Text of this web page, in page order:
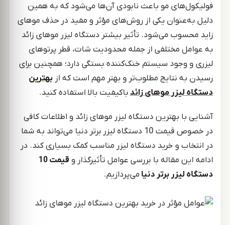
فولیکول‌های مو باعث نابودی آن‌ها می‌شود که به همین
دلیل به‌عنوان یکی از روش‌های مؤثر و مفید در حذف موهای
زاید محسوب می‌شود. تأثیر بیشتر دستگاه لیزر موهای زائد
به عوامل مختلفی از جمله محدودیت شات، قطر پرتوهای
لیزری و وجود سیستم خنک‌کننده بستگی دارد؛ همچنین برای
رسیدن به نتایج مطلوب‌تر و بهتر مهم است که از بهترین
دستگاه لیزر موهای زائد باکیفیت بالا استفاده کنید.
آشنایی با بهترین دستگاه لیزر موهای زائد و اطلاعات کافی
در خصوص قیمت 10 دستگاه لیزر برتر دنیا می‌تواند به شما
در انتخاب و خرید دستگاه لیزر مناسب کمک بسیاری کند. در
ادامه این مقاله با بررسی عوامل تأثیرگذار و
قیمت 10
دستگاه لیزر برتر دنیا می‌پردازیم.